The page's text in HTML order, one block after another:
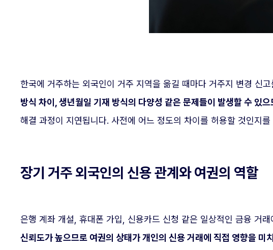
한국에 거주하는 외국인이 거주 지역을 옮길 때마다 거주지 변경 신
방식 차이, 생년월일 기재 방식의 다양성 같은 문제들이 발생할 수 있
해결 과정이 지연됩니다. 사전에 어느 정도의 차이를 허용할 것인지
장기 거주 외국인의 신용 관계와 여권의 역할
은행 계좌 개설, 휴대폰 가입, 신용카드 신청 같은 일상적인 금융 거
신뢰도가 높으므로 여권의 상태가 개인의 신용 거래에 직접 영향을